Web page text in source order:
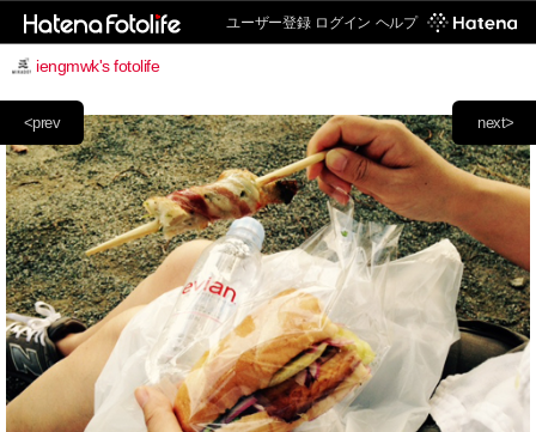
ユーザー登録 ログイン ヘルプ
iengmwk's fotolife
next>
<prev